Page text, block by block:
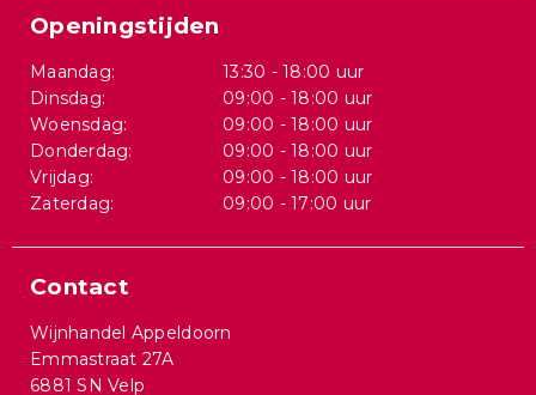
Openingstijden
Maandag:
13:30 - 18:00 uur
Dinsdag:
09:00 - 18:00 uur
Woensdag:
09:00 - 18:00 uur
Donderdag:
09:00 - 18:00 uur
Vrijdag:
09:00 - 18:00 uur
Zaterdag:
09:00 - 17:00 uur
Contact
Wijnhandel Appeldoorn
Emmastraat 27A
6881 SN Velp